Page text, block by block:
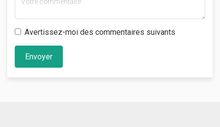
Avertissez-moi des commentaires suivants
Envoyer